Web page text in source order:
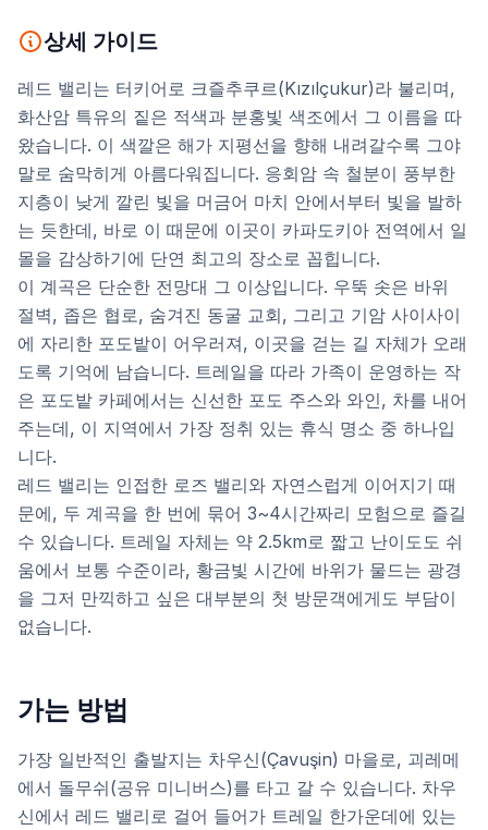
상세 가이드
레드 밸리는 터키어로 크즐추쿠르(Kızılçukur)라 불리며,
화산암 특유의 짙은 적색과 분홍빛 색조에서 그 이름을 따
왔습니다. 이 색깔은 해가 지평선을 향해 내려갈수록 그야
말로 숨막히게 아름다워집니다. 응회암 속 철분이 풍부한
지층이 낮게 깔린 빛을 머금어 마치 안에서부터 빛을 발하
는 듯한데, 바로 이 때문에 이곳이 카파도키아 전역에서 일
몰을 감상하기에 단연 최고의 장소로 꼽힙니다.
이 계곡은 단순한 전망대 그 이상입니다. 우뚝 솟은 바위
절벽, 좁은 협로, 숨겨진 동굴 교회, 그리고 기암 사이사이
에 자리한 포도밭이 어우러져, 이곳을 걷는 길 자체가 오래
도록 기억에 남습니다. 트레일을 따라 가족이 운영하는 작
은 포도밭 카페에서는 신선한 포도 주스와 와인, 차를 내어
주는데, 이 지역에서 가장 정취 있는 휴식 명소 중 하나입
니다.
레드 밸리는 인접한 로즈 밸리와 자연스럽게 이어지기 때
문에, 두 계곡을 한 번에 묶어 3~4시간짜리 모험으로 즐길
수 있습니다. 트레일 자체는 약 2.5km로 짧고 난이도도 쉬
움에서 보통 수준이라, 황금빛 시간에 바위가 물드는 광경
을 그저 만끽하고 싶은 대부분의 첫 방문객에게도 부담이
없습니다.
가는 방법
가장 일반적인 출발지는 차우신(Çavuşin) 마을로, 괴레메
에서 돌무쉬(공유 미니버스)를 타고 갈 수 있습니다. 차우
신에서 레드 밸리로 걸어 들어가 트레일 한가운데에 있는